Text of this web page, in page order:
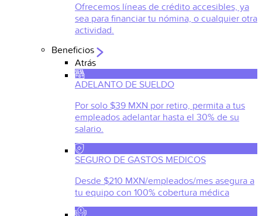
Ofrecemos líneas de crédito accesibles, ya
sea para financiar tu nómina, o cualquier otra
actividad.
Beneficios
Atrás
ADELANTO DE SUELDO
Por solo $39 MXN por retiro, permita a tus
empleados adelantar hasta el 30% de su
salario.
SEGURO DE GASTOS MEDICOS
Desde $210 MXN/empleados/mes asegura a
tu equipo con 100% cobertura médica